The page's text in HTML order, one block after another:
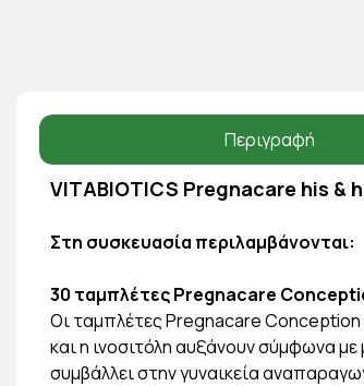
Περιγραφή
VITABIOTICS Pregnacare his
Στη συσκευασία περιλαμβάνονται:
30 ταμπλέτες Pregnacare
Οι ταμπλέτες Pregnacare Conception
και η ινοσιτόλη αυξάνουν σύμφωνα
συμβάλλει στην γυναικεία